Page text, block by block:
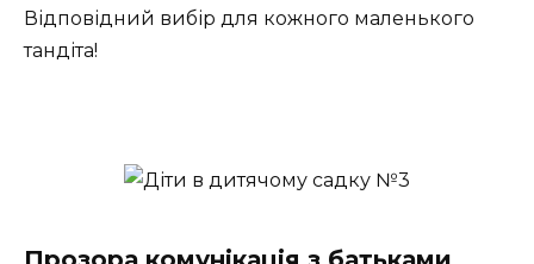
Відповідний вибір для кожного маленького
тандіта!